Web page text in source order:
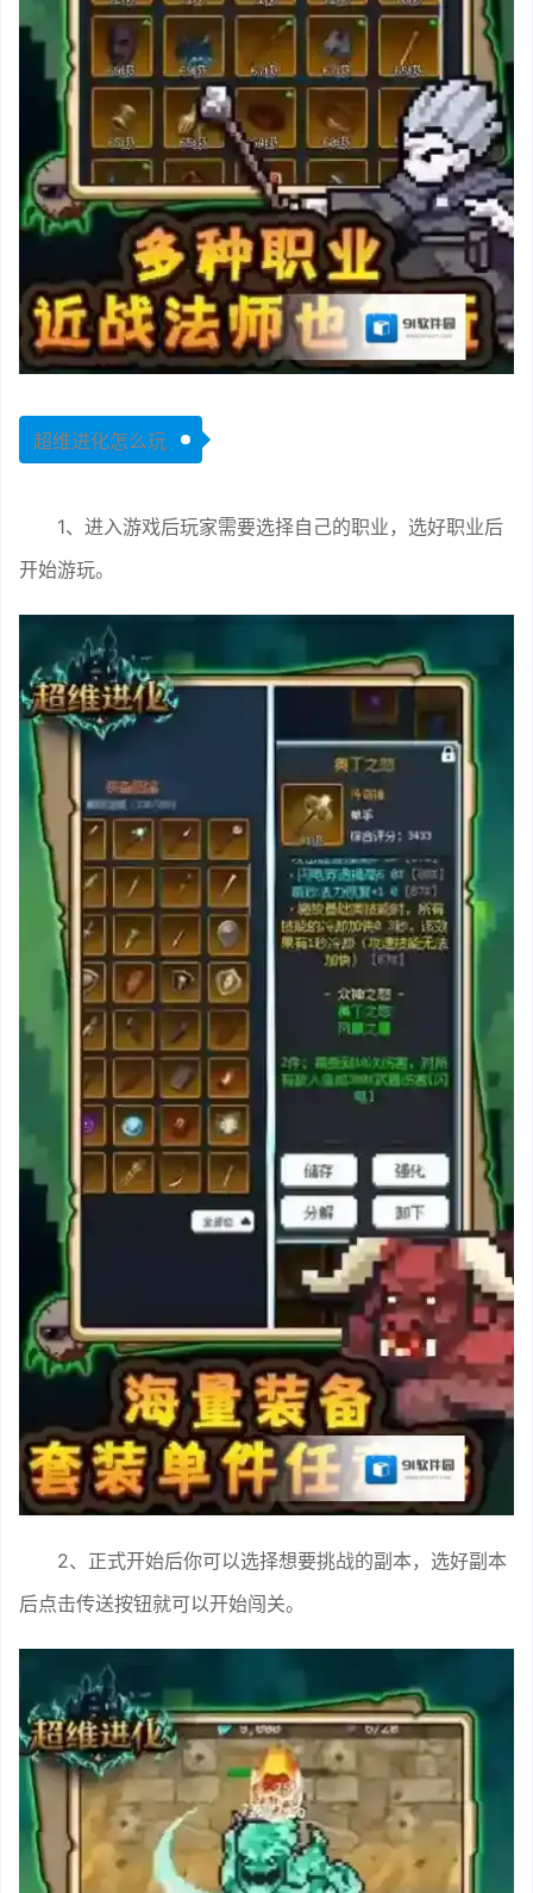
超维进化怎么玩
1、进入游戏后玩家需要选择自己的职业，选好职业后
开始游玩。
2、正式开始后你可以选择想要挑战的副本，选好副本
后点击传送按钮就可以开始闯关。